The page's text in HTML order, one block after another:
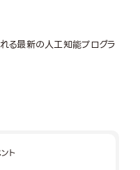
ト
る最新の人工知能プログラ